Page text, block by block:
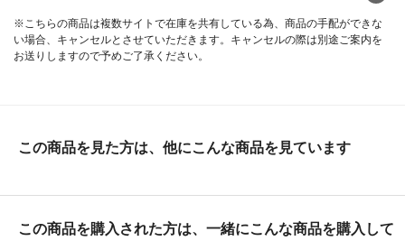
※こちらの商品は複数サイトで在庫を共有している為、商品の手配ができな
い場合、キャンセルとさせていただきます。キャンセルの際は別途ご案内を
お送りしますので予めご了承ください。
この商品を見た方は、他にこんな商品を見ています
この商品を購入された方は、一緒にこんな商品を購入して